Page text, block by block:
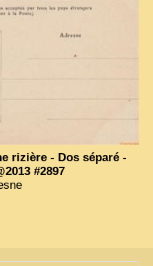
rizière - Dos séparé -
#2897